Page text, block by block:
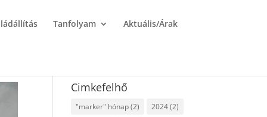
Tanfolyam Aktuális/Árak
Cimkefelhő
"marker" hónap(2) 2024(2)